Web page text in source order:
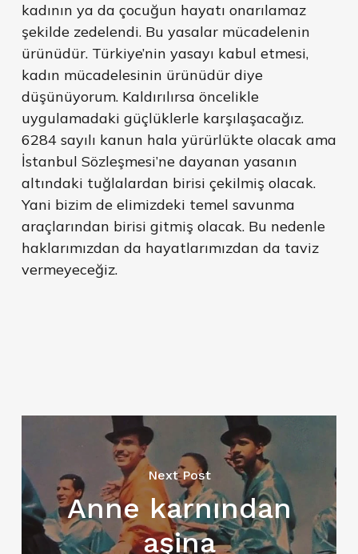
kadının ya da çocuğun hayatı onarılamaz
şekilde zedelendi. Bu yasalar mücadelenin
ürünüdür. Türkiye’nin yasayı kabul etmesi,
kadın mücadelesinin ürünüdür diye
düşünüyorum. Kaldırılırsa öncelikle
uygulamadaki güçlüklerle karşılaşacağız.
6284 sayılı kanun hala yürürlükte olacak ama
İstanbul Sözleşmesi’ne dayanan yasanın
altındaki tuğlalardan birisi çekilmiş olacak.
Yani bizim de elimizdeki temel savunma
araçlarından birisi gitmiş olacak. Bu nedenle
haklarımızdan da hayatlarımızdan da taviz
vermeyeceğiz.
Next Post
Anne karnından
aşina